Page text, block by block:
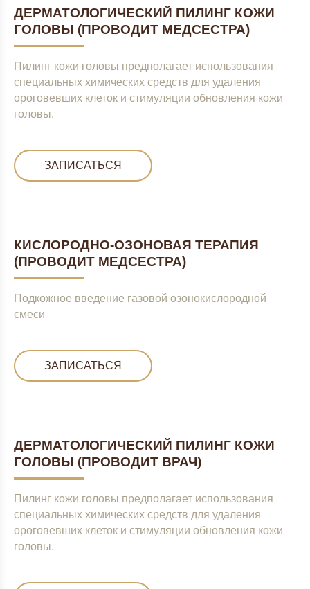
ДЕРМАТОЛОГИЧЕСКИЙ ПИЛИНГ КОЖИ
ГОЛОВЫ (ПРОВОДИТ МЕДСЕСТРА)
Пилинг кожи головы предполагает использования
специальных химических средств для удаления
ороговевших клеток и стимуляции обновления кожи
головы.
ЗАПИСАТЬСЯ
КИСЛОРОДНО-ОЗОНОВАЯ ТЕРАПИЯ
(ПРОВОДИТ МЕДСЕСТРА)
Подкожное введение газовой озонокислородной
смеси
ЗАПИСАТЬСЯ
ДЕРМАТОЛОГИЧЕСКИЙ ПИЛИНГ КОЖИ
ГОЛОВЫ (ПРОВОДИТ ВРАЧ)
Пилинг кожи головы предполагает использования
специальных химических средств для удаления
ороговевших клеток и стимуляции обновления кожи
головы.